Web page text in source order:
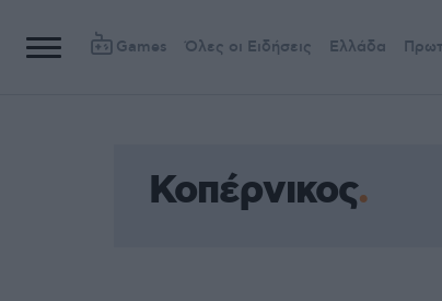
Games Όλες οι Ειδήσεις Ελλάδα
Κοπέρνικος